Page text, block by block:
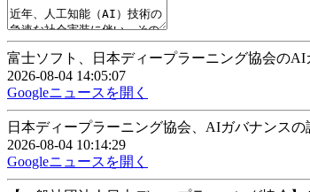
富士ソフト、日本ディープラーニング協会のAI
2026-08-04 14:05:07
Googleニュースを開く
日本ディープラーニング協会、AIガバナンス
2026-08-04 10:14:29
Googleニュースを開く